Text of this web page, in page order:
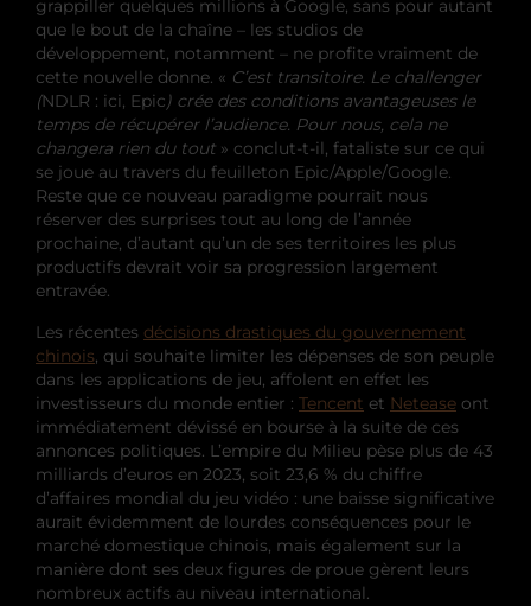
grappiller quelques millions à Google, sans pour autant
que le bout de la chaîne – les studios de
développement, notamment – ne profite vraiment de
cette nouvelle donne. « C’est transitoire. Le challenger
(NDLR : ici, Epic) crée des conditions avantageuses le
temps de récupérer l’audience. Pour nous, cela ne
changera rien du tout » conclut-t-il, fataliste sur ce qui
se joue au travers du feuilleton Epic/Apple/Google.
Reste que ce nouveau paradigme pourrait nous
réserver des surprises tout au long de l’année
prochaine, d’autant qu’un de ses territoires les plus
productifs devrait voir sa progression largement
entravée.
Les récentes décisions drastiques du gouvernement
chinois, qui souhaite limiter les dépenses de son peuple
dans les applications de jeu, affolent en effet les
investisseurs du monde entier : Tencent et Netease ont
immédiatement dévissé en bourse à la suite de ces
annonces politiques. L’empire du Milieu pèse plus de 43
milliards d’euros en 2023, soit 23,6 % du chiffre
d’affaires mondial du jeu vidéo : une baisse significative
aurait évidemment de lourdes conséquences pour le
marché domestique chinois, mais également sur la
manière dont ses deux figures de proue gèrent leurs
nombreux actifs au niveau international.